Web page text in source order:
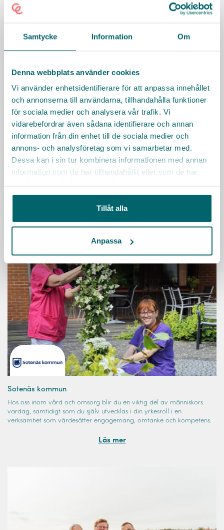
Samtycke Information Om
Denna webbplats använder cookies
Vi använder enhetsidentifierare för att anpassa innehållet
och annonserna till användarna, tillhandahålla funktioner
för sociala medier och analysera vår trafik. Vi
vidarebefordrar även sådana identifierare och annan
information från din enhet till de sociala medier och
annons- och analysföretag som vi samarbetar med.
Dessa kan i sin tur kombinera informationen med annan
information som du har tillhandahållit eller som de har
Tillåt alla
Anpassa
Lysekils kommun
Väljer du att jobba hos oss lovar vi ett välkomnande
klimat, härliga miljöer och att du blir en viktig del av
vår helhet.
KARRIÄRMÅL HÄLSA FLEXIBILITET
FÖRMÅNER
Läs mer
Sotenäs kommun
Hos oss inom vård och omsorg blir du en viktig del av människors
vardag, samtidigt som du själv utvecklas i din yrkesroll i en
verksamhet som värdesätter engagemang, omtanke och kompetens.
Läs mer